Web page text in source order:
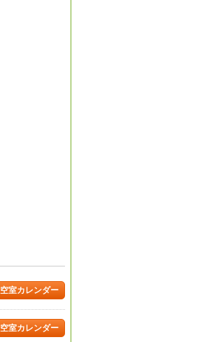
空室カレンダー
空室カレンダー